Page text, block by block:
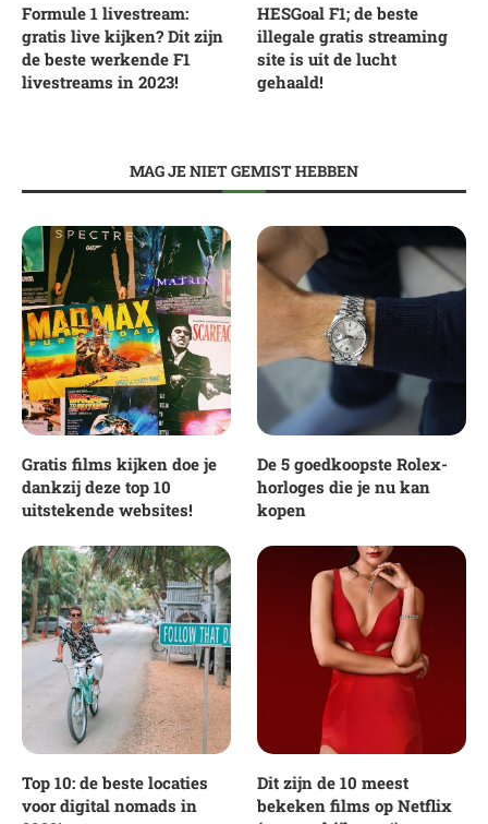
Formule 1 livestream:
gratis live kijken? Dit zijn
de beste werkende F1
livestreams in 2023!
HESGoal F1; de beste
illegale gratis streaming
site is uit de lucht
gehaald!
MAG JE NIET GEMIST HEBBEN
Gratis films kijken doe je
dankzij deze top 10
uitstekende websites!
De 5 goedkoopste Rolex-
horloges die je nu kan
kopen
Top 10: de beste locaties
voor digital nomads in
Dit zijn de 10 meest
bekeken films op Netflix